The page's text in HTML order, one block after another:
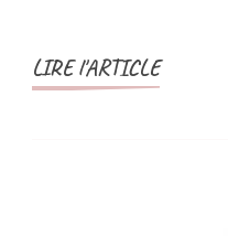
LIRE l'ARTICLE